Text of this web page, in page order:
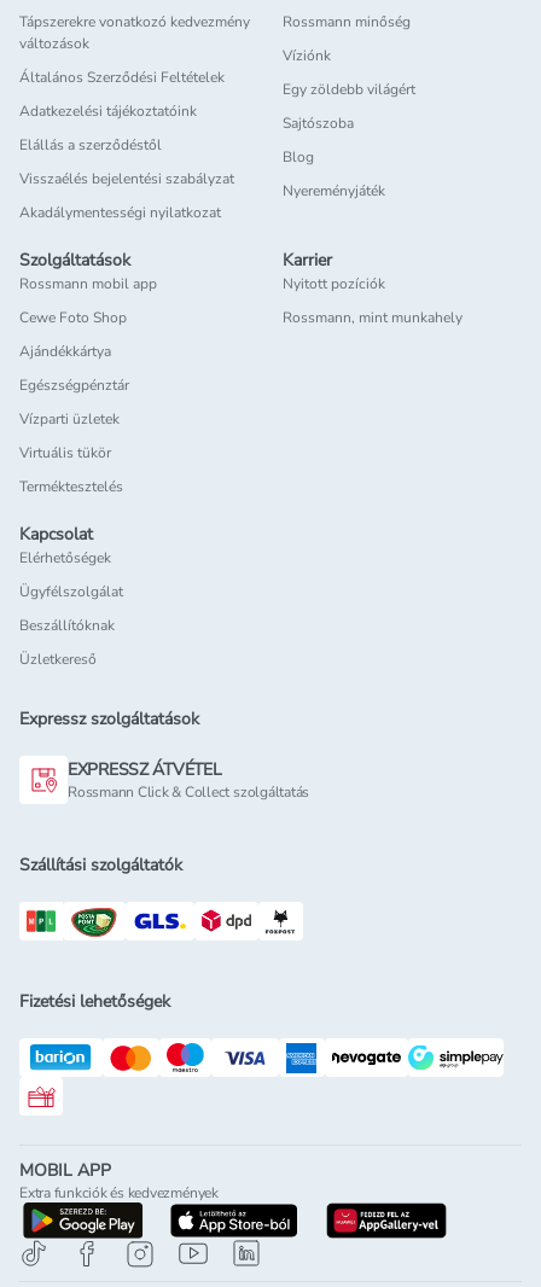
Tápszerekre vonatkozó kedvezmény
változások
Általános Szerződési Feltételek
Adatkezelési tájékoztatóink
Elállás a szerződéstől
Visszaélés bejelentési szabályzat
Akadálymentességi nyilatkozat
Rossmann minőség
Víziónk
Egy zöldebb világért
Sajtószoba
Blog
Nyereményjáték
Szolgáltatások
Rossmann mobil app
Cewe Foto Shop
Ajándékkártya
Egészségpénztár
Vízparti üzletek
Virtuális tükör
Terméktesztelés
Karrier
Nyitott pozíciók
Rossmann, mint munkahely
Kapcsolat
Elérhetőségek
Ügyfélszolgálat
Beszállítóknak
Üzletkereső
Expressz szolgáltatások
EXPRESSZ ÁTVÉTEL
Rossmann Click & Collect szolgáltatás
Szállítási szolgáltatók
Fizetési lehetőségek
Rossmann ajándékkártya
MOBIL APP
Extra funkciók és kedvezmények
letöltés a google-play-rölletöltés az app-store-ból
letöltés